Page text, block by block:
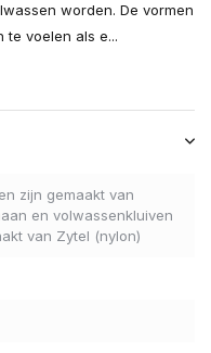
worden. De vormen
te voelen als e...
zijn gemaakt van
en volwassenkluiven
van Zytel (nylon)